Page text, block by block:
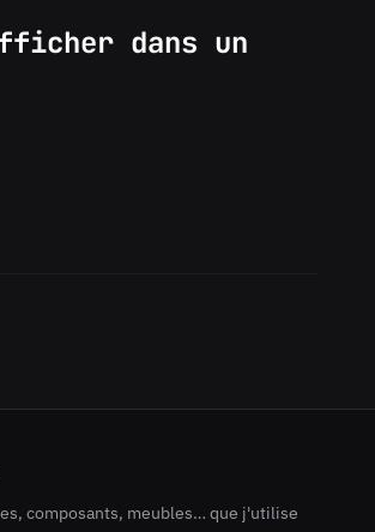
dans un
composants, meubles… que j'utilise